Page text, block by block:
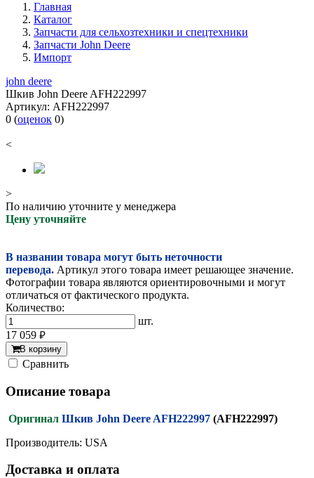
Главная
Каталог
Запчасти для сельхозтехники и спецтехники
Запчасти John Deere
Импорт
john deere
Шкив John Deere AFH222997
Артикул: AFH222997
0 (оценок 0)
<
>
По наличию уточните у менеджера
Цену уточняйте
В названии товара могут быть неточности
перевода. Артикул этого товара имеет решающее значение.
Фотографии товара являются ориентировочными и могут
отличаться от фактического продукта.
Количество:
шт.
17 059 руб.
В корзину
Cравнить
Описание товара
Оригинал Шкив John Deere AFH222997 (AFH222997)
Производитель: USA
Доставка и оплата